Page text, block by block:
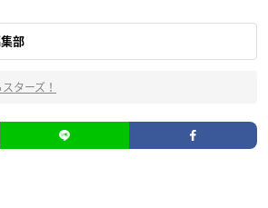
部
ターズ！